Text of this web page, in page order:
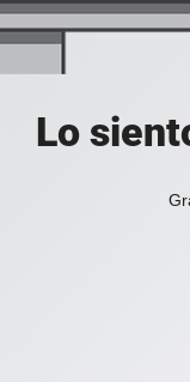
Lo